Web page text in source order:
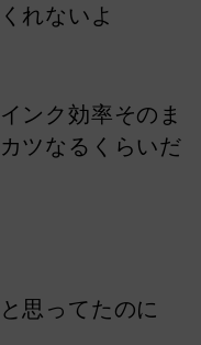
れないよ
ンク効率そのま
ツなるくらいだ
思ってたのに